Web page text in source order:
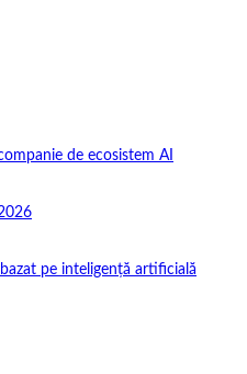
de ecosistem AI
pe inteligență artificială